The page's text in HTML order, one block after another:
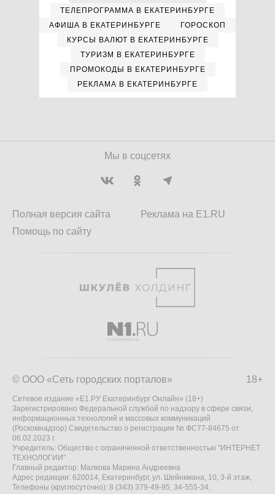
ТЕЛЕПРОГРАММА В ЕКАТЕРИНБУРГЕ
АФИША В ЕКАТЕРИНБУРГЕ
ГОРОСКОП
КУРСЫ ВАЛЮТ В ЕКАТЕРИНБУРГЕ
ТУРИЗМ В ЕКАТЕРИНБУРГЕ
ПРОМОКОДЫ В ЕКАТЕРИНБУРГЕ
РЕКЛАМА В ЕКАТЕРИНБУРГЕ
Мы в соцсетях
Полная версия сайта
Помощь по сайту
Реклама на E1.RU
18+
© ООО «Сеть городских порталов»
Сетевое издание «Е1.РУ Екатеринбург Онлайн» (18+)
Зарегистрировано Федеральной службой по надзору в сфере связи,
информационных технологий и массовых коммуникаций
(Роскомнадзор) Свидетельство о регистрации № ФС77-84675 от
06.02.2023 г.
Учредитель: Общество с ограниченной ответственностью "ИНТЕРНЕТ
ТЕХНОЛОГИИ"
Главный редактор: Малкова Марина Андреевна
Адрес редакции: 620014, Екатеринбург, ул. Шейнкмана, 10, 3-й этаж,
Телефоны (круглосуточно): 8 (343) 379-49-95, 34-555-34,